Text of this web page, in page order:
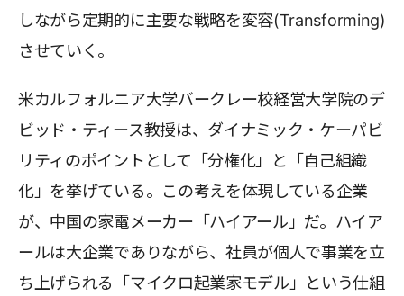
しながら定期的に主要な戦略を変容(Transforming)
させていく。
米カルフォルニア大学バークレー校経営大学院のデ
ビッド・ティース教授は、ダイナミック・ケーパビ
リティのポイントとして「分権化」と「自己組織
化」を挙げている。この考えを体現している企業
が、中国の家電メーカー「ハイアール」だ。ハイア
ールは大企業でありながら、社員が個人で事業を立
ち上げられる「マイクロ起業家モデル」という仕組